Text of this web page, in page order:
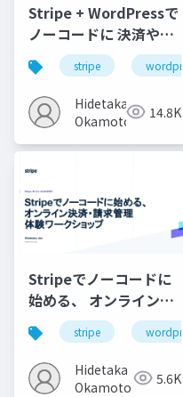
Stripe + WordPressで
ノーコードに 決済やサ
ブスクを始めようワー
クショップ
stripe
Hidetaka
Okamoto
14.8K
Stripeでノーコードに
始める、 オンライン決
済・請求管理 体験ワー
クショップ
stripe
Hidetaka
Okamoto
5.6K